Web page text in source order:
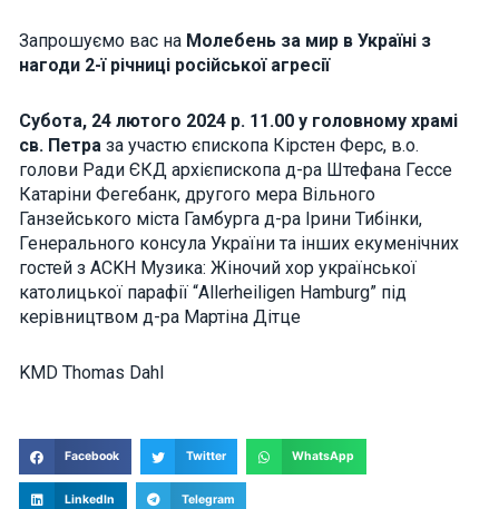
Запрошуємо вас на Молебень за мир в Україні з
нагоди 2-ї річниці російської агресії
Субота, 24 лютого 2024 р. 11.00 у головному храмі
св. Петра за участю єпископа Кірстен Ферс, в.о.
голови Ради ЄКД архієпископа д-ра Штефана Гессе
Катаріни Фегебанк, другого мера Вільного
Ганзейського міста Гамбурга д-ра Ірини Тибінки,
Генерального консула України та інших екуменічних
гостей з ACKH Музика: Жіночий хор української
католицької парафії “Allerheiligen Hamburg” під
керівництвом д-ра Мартіна Дітце
KMD Thomas Dahl
Facebook Twitter WhatsApp
LinkedIn Telegram
website is
used.
Experience
In order for
our website
to perform
as well as
possible
during your
visit. If you
refuse these
cookies,
functionality
Marketing